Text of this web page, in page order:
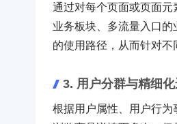
通过对每个页面或页面
业务板块、多流量入口
的使用路径，从而针对不
3. 用户分群与精细
根据用户属性、用户行